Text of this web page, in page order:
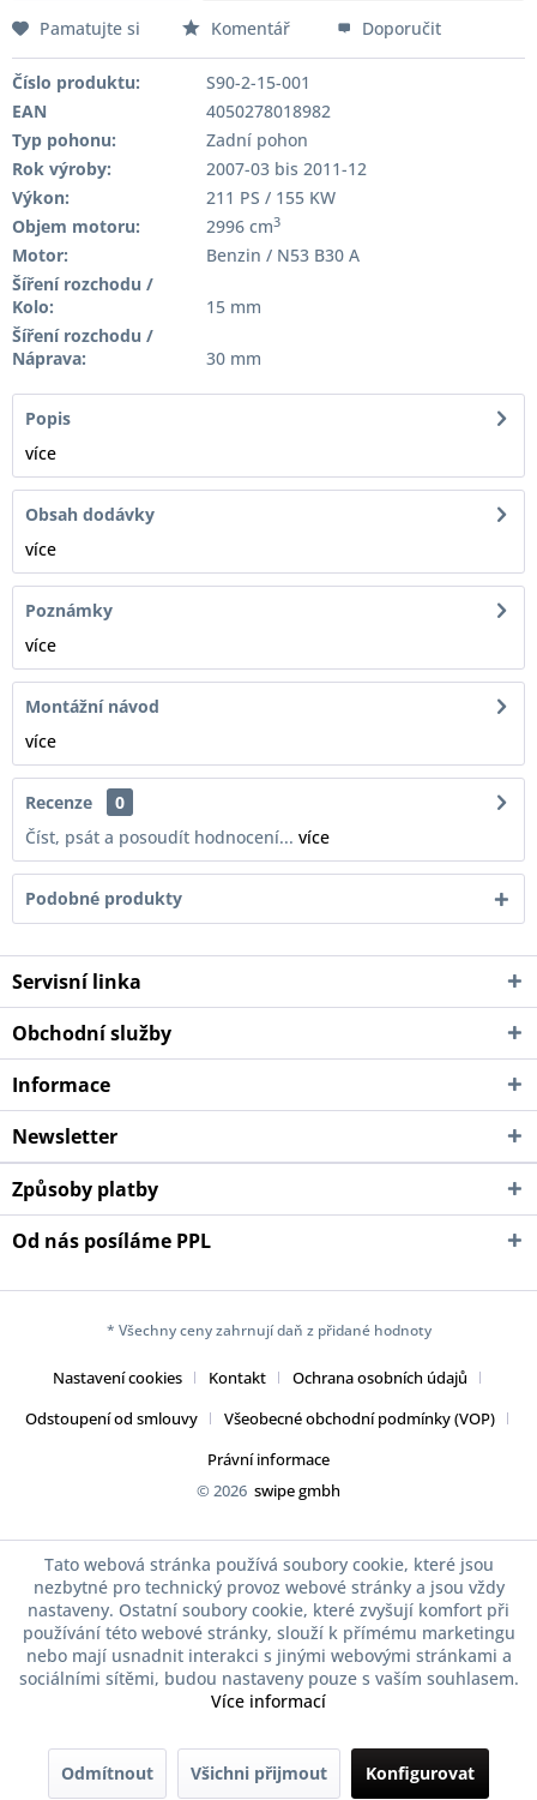
Pamatujte si Komentář Doporučit
Číslo produktu:
S90-2-15-001
EAN
4050278018982
Typ pohonu:
Zadní pohon
Rok výroby:
2007-03 bis 2011-12
Výkon:
211 PS / 155 KW
Objem motoru:
2996 cm3
Motor:
Benzin / N53 B30 A
Šíření rozchodu /
Kolo:
15 mm
Šíření rozchodu /
Náprava:
30 mm
Popis
více
Obsah dodávky
více
Poznámky
více
Montážní návod
více
Recenze
0
Číst, psát a posoudít hodnocení... více
Podobné produkty
Servisní linka
Obchodní služby
Informace
Newsletter
Způsoby platby
Od nás posíláme PPL
* Všechny ceny zahrnují daň z přidané hodnoty
Nastavení cookies Kontakt
Ochrana osobních údajů
Odstoupení od smlouvy
Všeobecné obchodní podmínky (VOP)
Právní informace
© 2026 swipe gmbh
Tato webová stránka používá soubory cookie, které jsou
nezbytné pro technický provoz webové stránky a jsou vždy
nastaveny. Ostatní soubory cookie, které zvyšují komfort při
používání této webové stránky, slouží k přímému marketingu
nebo mají usnadnit interakci s jinými webovými stránkami a
sociálními sítěmi, budou nastaveny pouze s vaším souhlasem.
Více informací
Odmítnout Všichni přijmout Konfigurovat